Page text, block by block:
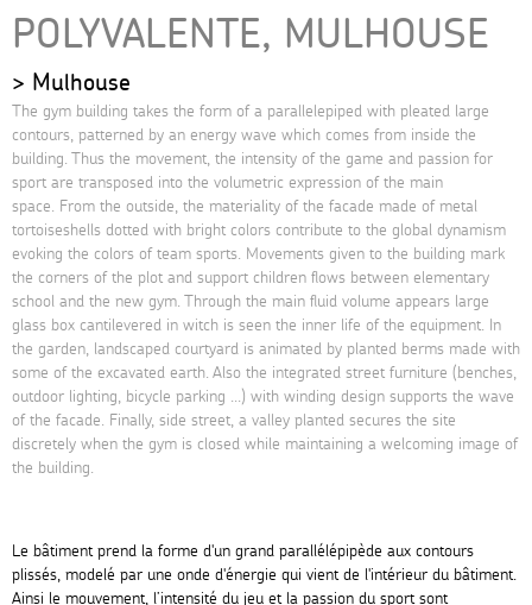
POLYVALENTE, MULHOUSE
Mulhouse
The gym building takes the form of a parallelepiped with pleated large
contours, patterned by an energy wave which comes from inside the
building. Thus the movement, the intensity of the game and passion for
sport are transposed into the volumetric expression of the main
space. From the outside, the materiality of the facade made ​​of metal
tortoiseshells dotted with bright colors contribute to the global dynamism
evoking the colors of team sports. Movements given to the building mark
the corners of the plot and support children flows between elementary
school and the new gym. Through the main fluid volume appears large
glass box cantilevered in witch is seen the inner life of the equipment. In
the garden, landscaped courtyard is animated by planted berms made ​​with
some of the excavated earth. Also the integrated street furniture (benches,
outdoor lighting, bicycle parking ...) with winding design supports the wave
of the facade. Finally, side street, a valley planted secures the site
discretely when the gym is closed while maintaining a welcoming image of
the building.
Le bâtiment prend la forme d'un grand parallélépipède aux contours
plissés, modelé par une onde d'énergie qui vient de l'intérieur du bâtiment.
Ainsi le mouvement, l’intensité du jeu et la passion du sport sont